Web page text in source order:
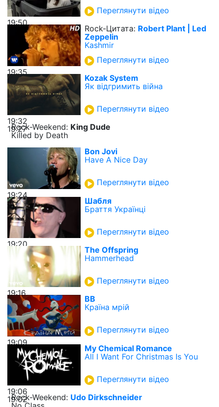
19:50
Переглянути відео
19:35
Rock-Цитата: Robert Plant | Led
Zeppelin
Kashmir
Переглянути відео
19:32
Kozak System
Як відгримить війна
Переглянути відео
19:27
Rock-Weekend: King Dude
Killed by Death
19:24
Bon Jovi
Have A Nice Day
Переглянути відео
19:20
Шабля
Браття Українці
Переглянути відео
19:16
The Offspring
Hammerhead
Переглянути відео
19:09
ВВ
Країна мрій
Переглянути відео
19:06
My Chemical Romance
All I Want For Christmas Is You
Переглянути відео
19:02
Rock-Weekend: Udo Dirkschneider